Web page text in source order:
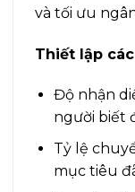
và tối ưu
Thiết lập
Độ nhận
người biết
Tỷ lệ
mục tiêu